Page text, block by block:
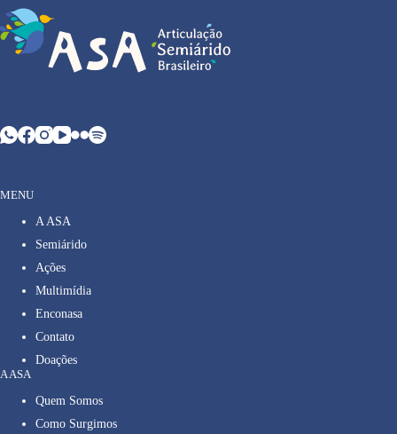
MENU
A ASA
Semiárido
Ações
Multimídia
Enconasa
Contato
Doações
A ASA
Quem Somos
Como Surgimos